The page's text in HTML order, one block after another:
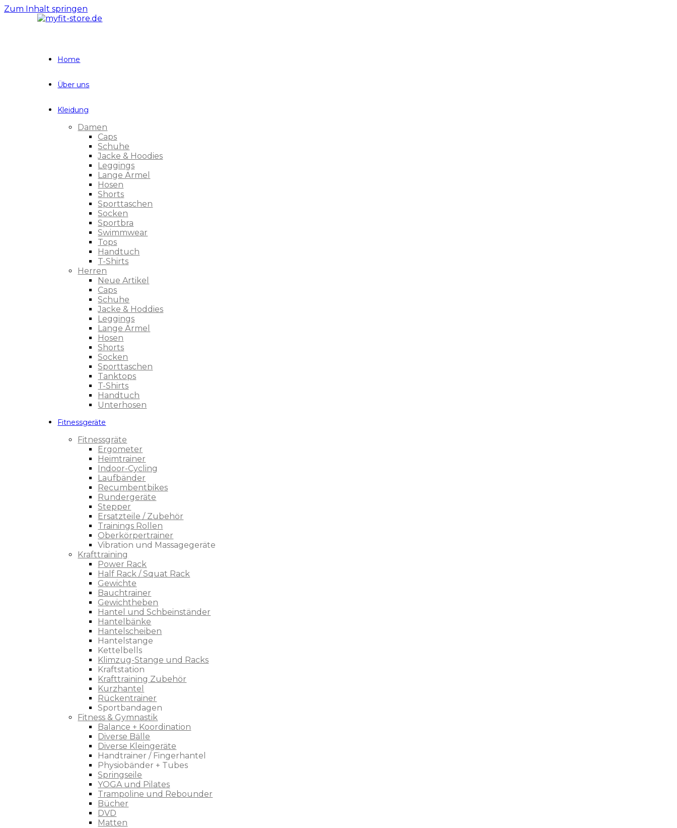
Zum Inhalt springen
Home
Über uns
Kleidung
Damen
Caps
Schuhe
Jacke & Hoodies
Leggings
Lange Ärmel
Hosen
Shorts
Sporttaschen
Socken
Sportbra
Swimmwear
Tops
Handtuch
T-Shirts
Herren
Neue Artikel
Caps
Schuhe
Jacke & Hoddies
Leggings
Lange Ärmel
Hosen
Shorts
Socken
Sporttaschen
Tanktops
T-Shirts
Handtuch
Unterhosen
Fitnessgeräte
Fitnessgräte
Ergometer
Heimtrainer
Indoor-Cycling
Laufbänder
Recumbentbikes
Rundergeräte
Stepper
Ersatzteile / Zubehör
Trainings Rollen
Oberkörpertrainer
Vibration und Massagegeräte
Krafttraining
Power Rack
Half Rack / Squat Rack
Gewichte
Bauchtrainer
Gewichtheben
Hantel und Schbeinständer
Hantelbänke
Hantelscheiben
Hantelstange
Kettelbells
Klimzug-Stange und Racks
Kraftstation
Krafttraining Zubehör
Kurzhantel
Rückentrainer
Sportbandagen
Fitness & Gymnastik
Balance + Koordination
Diverse Bälle
Diverse Kleingeräte
Handtrainer / Fingerhantel
Physiobänder + Tubes
Springseile
YOGA und Pilates
Trampoline und Rebounder
Bücher
DVD
Matten